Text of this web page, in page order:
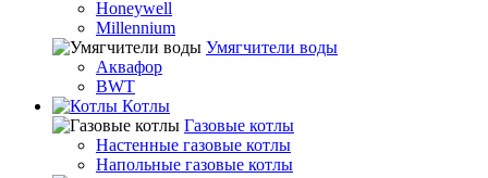
Honeywell
Millennium
Умягчители воды
Аквафор
BWT
Котлы
Гaзовые котлы
Настенные газовые котлы
Напольные газовые котлы